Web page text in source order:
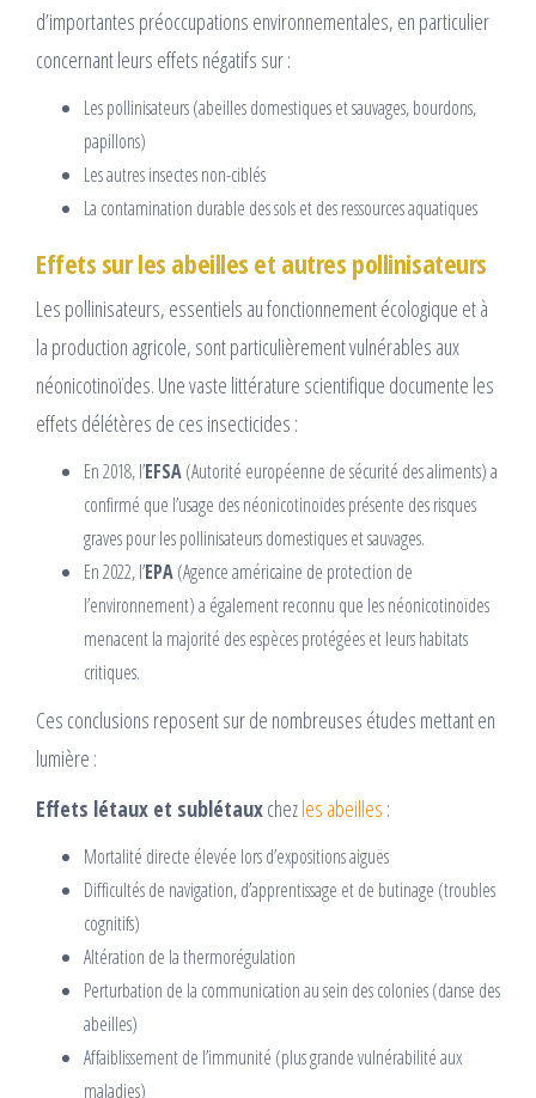
d’importantes préoccupations environnementales, en particulier
concernant leurs effets négatifs sur :
Les pollinisateurs (abeilles domestiques et sauvages, bourdons,
papillons)
Les autres insectes non-ciblés
La contamination durable des sols et des ressources aquatiques
Effets sur les abeilles et autres pollinisateurs
Les pollinisateurs, essentiels au fonctionnement écologique et à
la production agricole, sont particulièrement vulnérables aux
néonicotinoïdes. Une vaste littérature scientifique documente les
effets délétères de ces insecticides :
En 2018, l’EFSA(Autorité européenne de sécurité des aliments) a
confirmé que l’usage des néonicotinoïdes présente des risques
graves pour les pollinisateurs domestiques et sauvages.
En 2022, l’EPA(Agence américaine de protection de
l’environnement) a également reconnu que les néonicotinoïdes
menacent la majorité des espèces protégées et leurs habitats
critiques.
Ces conclusions reposent sur de nombreuses études mettant en
lumière :
Effets létaux et sublétauxchezles abeilles :
Mortalité directe élevée lors d’expositions aiguës
Difficultés de navigation, d’apprentissage et de butinage (troubles
cognitifs)
Altération de la thermorégulation
Perturbation de la communication au sein des colonies (danse des
abeilles)
Affaiblissement de l’immunité (plus grande vulnérabilité aux
maladies)